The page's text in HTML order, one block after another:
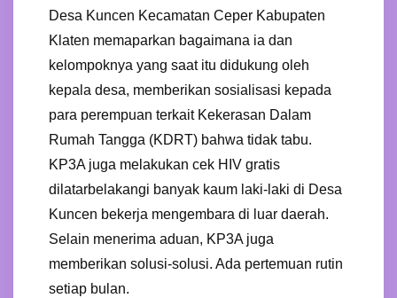
Desa Kuncen Kecamatan Ceper Kabupaten
Klaten memaparkan bagaimana ia dan
kelompoknya yang saat itu didukung oleh
kepala desa, memberikan sosialisasi kepada
para perempuan terkait Kekerasan Dalam
Rumah Tangga (KDRT) bahwa tidak tabu.
KP3A juga melakukan cek HIV gratis
dilatarbelakangi banyak kaum laki-laki di Desa
Kuncen bekerja mengembara di luar daerah.
Selain menerima aduan, KP3A juga
memberikan solusi-solusi. Ada pertemuan rutin
setiap bulan.